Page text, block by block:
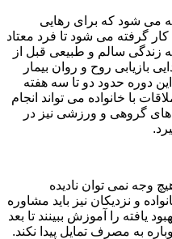
می شود که برای رهایی
کار گرفته می شود تا فرد معتاد
سالم و طبیعی قبل از
بازیابی روح و روان بیمار
دوره حدود دو تا سه هفته
با خانواده می تواند انجام
های گروهی و ورزشی نیز در
وجه نمی توان نادیده
و نزدیکان نیز باید مشاوره
یافته را آموزش ببینند تا بعد
به مصرف تمایل پیدا نکند.